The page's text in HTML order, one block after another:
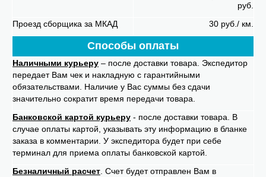
руб.
Проезд сборщика за МКАД
30 руб./ км.
Способы оплаты
Наличными курьеру – после доставки товара. Экспедитор
передает Вам чек и накладную с гарантийными
обязательствами. Наличие у Вас суммы без сдачи
значительно сократит время передачи товара.
Банковской картой курьеру - после доставки товара. В
случае оплаты картой, указывать эту информацию в бланке
заказа в комментарии. У экспедитора будет при себе
терминал для приема оплаты банковской картой.
Безналичный расчет . Счет будет отправлен Вам в